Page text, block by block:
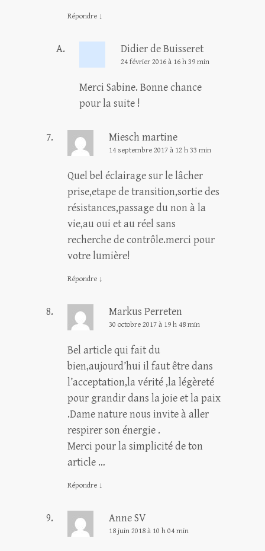
Répondre ↓
Didier de Buisseret
24 février 2016 à 16 h 39 min
Merci Sabine. Bonne chance
pour la suite !
Miesch martine
14 septembre 2017 à 12 h 33 min
Quel bel éclairage sur le lâcher
prise,etape de transition,sortie des
résistances,passage du non à la
vie,au oui et au réel sans
recherche de contrôle.merci pour
votre lumière!
Répondre ↓
Markus Perreten
30 octobre 2017 à 19 h 48 min
Bel article qui fait du
bien,aujourd’hui il faut être dans
l’acceptation,la vérité ,la légèreté
pour grandir dans la joie et la paix
.Dame nature nous invite à aller
respirer son énergie .
Merci pour la simplicité de ton
article …
Répondre ↓
Anne SV
18 juin 2018 à 10 h 04 min